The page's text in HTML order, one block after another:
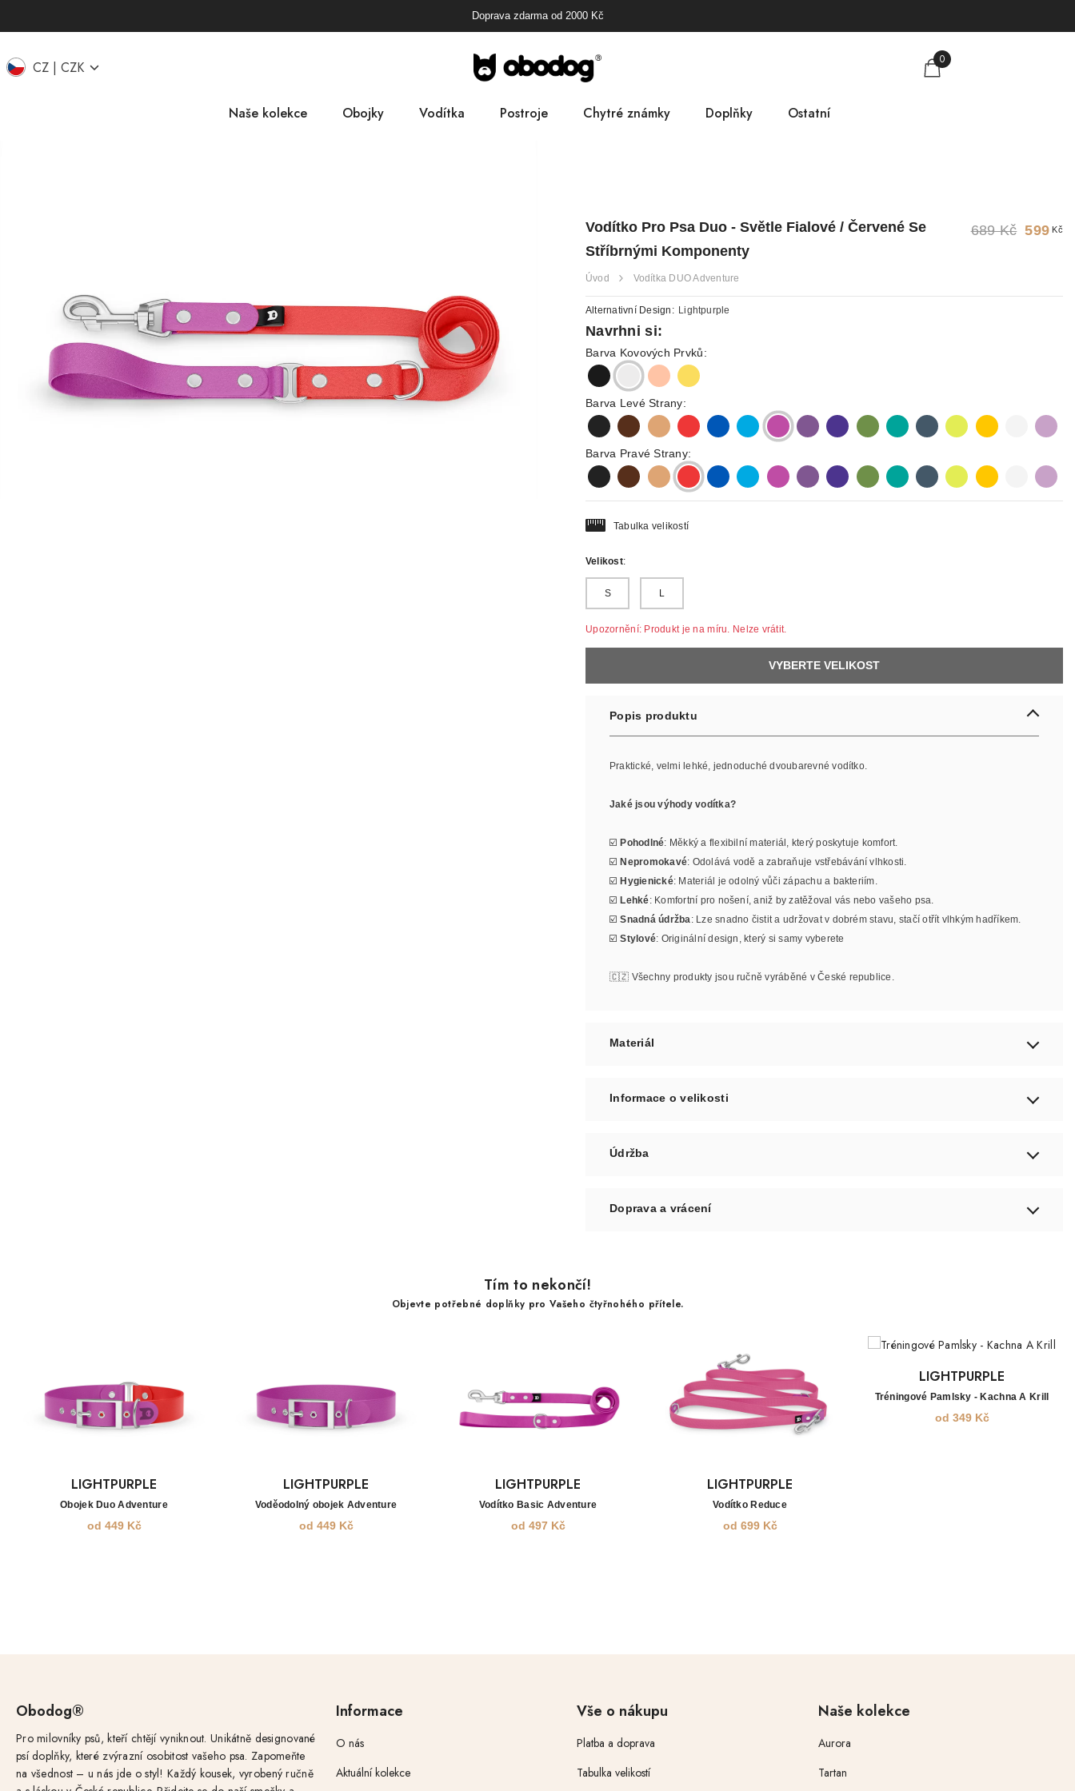
Doprava zdarma od 2000Kč
CZ CZK 0
Naše kolekce Obojky Vodítka Postroje Chytré známky Doplňky
Dárkové poukazy
Ostatní
689 Kč 599 Kč
Vodítko Pro Psa Duo - Světle Fialové / Červené Se
Stříbrnými Komponenty
Úvod Vodítka DUO Adventure
Alternativní Design: Lightpurple
Navrhni si:
Barva Kovových Prvků:
black silver rosegoldgold
Barva Levé Strany:
black darkbrownlightbrown blue lightbluelightpurplepurpur purple olive pastelgreen
petrol neonyellow
yellow
Barva Pravé Strany:
black darkbrownlightbrown blue lightbluelightpurplepurpur purple olive pastelgreen
petrol neonyellow
yellow
Tabulka velikostí
Velikost:
S L
Upozornění: Produkt je na míru. Nelze vrátit.
VYBERTE VELIKOST
Popis produktu
Praktické, velmi lehké, jednoduché dvoubarevné vodítko.
Jaké jsou výhody vodítka?
☑️Pohodlné: Měkký a flexibilní materiál, který poskytuje komfort.
☑️Nepromokavé: Odolává vodě a zabraňuje vstřebávání vlhkosti.
☑️Hygienické: Materiál je odolný vůči zápachu a bakteriím.
☑️Lehké: Komfortní pro nošení, aniž by zatěžoval vás nebo vašeho psa.
☑️Snadná údržba : Lze snadno čistit a udržovat v dobrém stavu, stačí otřít vlhkým hadříkem.
☑️Stylové: Originální design, který si samy vyberete
🇨🇿 Všechny produkty jsou ručně vyráběné v České republice.
Materiál
Informace o velikosti
Údržba
Doprava a vrácení
Tím to nekončí!
Objevte potřebné doplňky pro Vašeho čtyřnohého přítele.
LIGHTPURPLE
Obojek Duo Adventure
od 449Kč
LIGHTPURPLE
Voděodolný obojek Adventure
od 449Kč
LIGHTPURPLE
Vodítko Basic Adventure
od 497Kč
LIGHTPURPLE
Vodítko Reduce
od 699Kč
LIGHTPURPLE
Tréningové Pamlsky - Kachna A Krill
od 349Kč
Obodog®
Pro milovníky psů, kteří chtějí vyniknout. Unikátně designované
psí doplňky, které zvýrazní osobitost vašeho psa. Zapomeňte
na všednost – u nás jde o styl! Každý kousek, vyrobený ručně
Informace
O nás
Aktuální kolekce
Vše o nákupu
Platba a doprava
Tabulka velikostí
Naše kolekce
Aurora
Tartan